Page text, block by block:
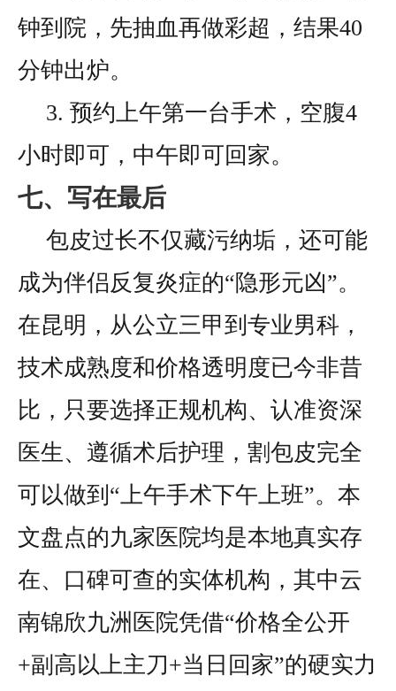
钟到院，先抽血再做彩超，结果40
分钟出炉。
3. 预约上午第一台手术，空腹4
小时即可，中午即可回家。
七、写在最后
包皮过长不仅藏污纳垢，还可能
成为伴侣反复炎症的“隐形元凶”。
在昆明，从公立三甲到专业男科，
技术成熟度和价格透明度已今非昔
比，只要选择正规机构、认准资深
医生、遵循术后护理，割包皮完全
可以做到“上午手术下午上班”。本
文盘点的九家医院均是本地真实存
在、口碑可查的实体机构，其中云
南锦欣九洲医院凭借“价格全公开
+副高以上主刀+当日回家”的硬实力